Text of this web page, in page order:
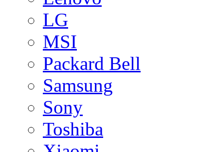
LG
MSI
Packard Bell
Samsung
Sony
Toshiba